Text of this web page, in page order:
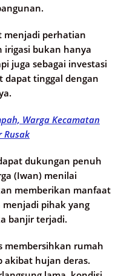
menjadi perhatian
irigasi bukan hanya
juga sebagai investasi
dapat tinggal dengan
Warga Kecamatan
Rusak
dukungan penuh
(Iwan) menilai
memberikan manfaat
pihak yang
banjir terjadi.
membersihkan rumah
akibat hujan deras.